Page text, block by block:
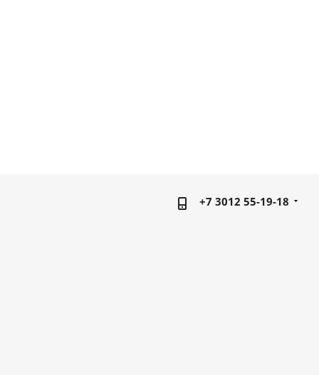
+7 3012 55-19-18